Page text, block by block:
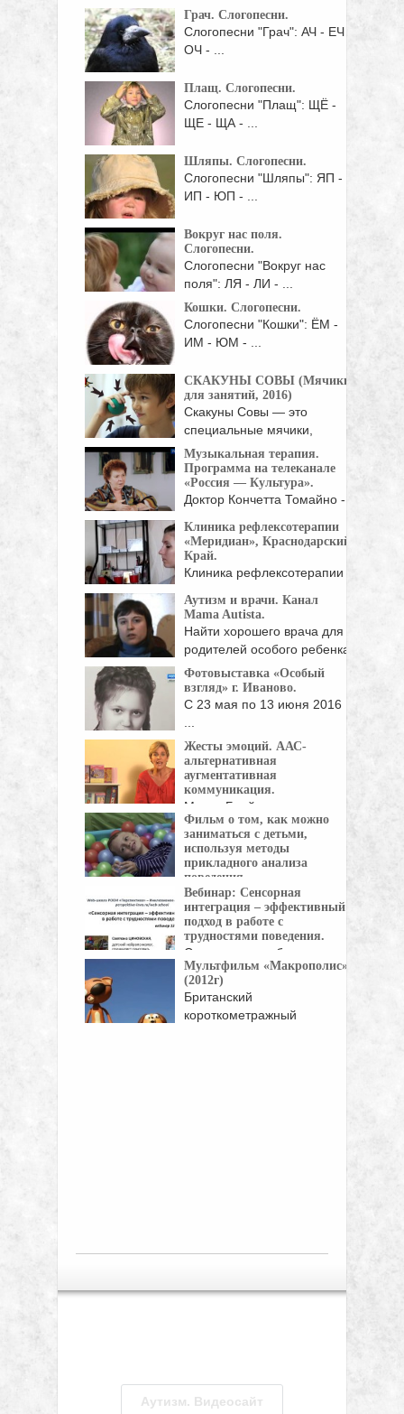
Грач. Слогопесни.
Слогопесни "Грач": АЧ - ЕЧ -
ОЧ - ...
Плащ. Слогопесни.
Слогопесни "Плащ": ЩЁ -
ЩЕ - ЩА - ...
Шляпы. Слогопесни.
Слогопесни "Шляпы": ЯП -
ИП - ЮП - ...
Вокруг нас поля.
Слогопесни.
Слогопесни "Вокруг нас
поля": ЛЯ - ЛИ - ...
Кошки. Слогопесни.
Слогопесни "Кошки": ЁМ -
ИМ - ЮМ - ...
СКАКУНЫ СОВЫ (Мячики
для занятий, 2016)
Скакуны Совы — это
специальные мячики,
веселые ...
Музыкальная терапия.
Программа на телеканале
«Россия — Культура».
Доктор Кончетта Томайно -
Клиника рефлексотерапии
«Меридиан», Краснодарский
Край.
Клиника рефлексотерапии
специально построена в ...
Аутизм и врачи. Канал
Mama Autista.
Найти хорошего врача для
родителей особого ребенка
...
Фотовыставка «Особый
взгляд» г. Иваново.
С 23 мая по 13 июня 2016
Жесты эмоций. ААС-
альтернативная
аугментативная
коммуникация.
Монта Брайант, эксперт по
развитию речи: -Сегодня мы
...
Фильм о том, как можно
заниматься с детьми,
используя методы
прикладного анализа
поведения.
Фильм о том, как можно
заниматься с ...
Вебинар: Сенсорная
интеграция – эффективный
подход в работе с
трудностями поведения.
Содержание вебинара: –
Метод сенсорной
интеграции. – Процессы переработки ...
Мультфильм «Макрополис»
(2012г)
Британский
короткометражный
Аутизм. Видеосайт